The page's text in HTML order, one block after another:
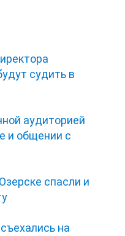
судить в
аудиторией
и общении с
спасли и
на